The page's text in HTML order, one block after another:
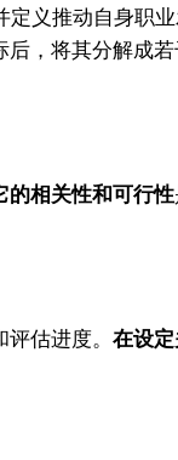
定义推动自身职
，将其分解成
的相关性和可行性
评估进度。在设